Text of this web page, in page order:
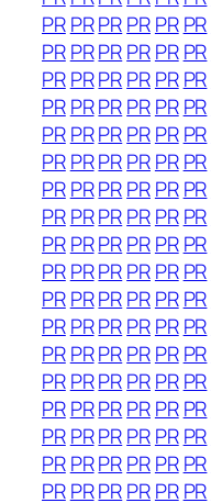
PRPRPRPRPR PR
PRPRPRPRPR PR
PRPRPRPRPR PR
PRPRPRPRPR PR
PRPRPRPRPR PR
PRPRPRPRPR PR
PRPRPRPRPR PR
PRPRPRPRPR PR
PRPRPRPRPR PR
PRPRPRPRPR PR
PRPRPRPRPR PR
PRPRPRPRPR PR
PRPRPRPRPR PR
PRPRPRPRPR PR
PRPRPRPRPR PR
PRPRPRPRPR PR
PRPRPRPRPR PR
PRPRPRPRPR PR